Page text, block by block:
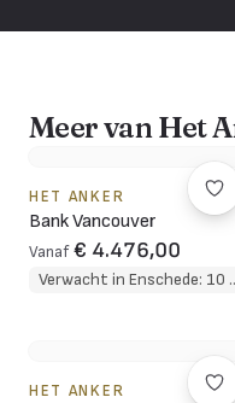
Meer van Het
HET ANKER
Bank Vancouver
Vanaf € 4.476,00
Verwacht
HET ANKER